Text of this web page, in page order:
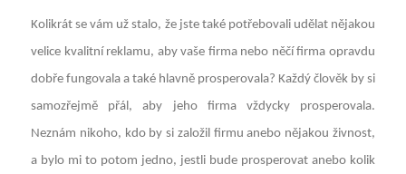
Kolikrát se vám už stalo, že jste také potřebovali udělat nějakou
velice kvalitní reklamu, aby vaše firma nebo něčí firma opravdu
dobře fungovala a také hlavně prosperovala? Každý člověk by si
samozřejmě přál, aby jeho firma vždycky prosperovala.
Neznám nikoho, kdo by si založil firmu anebo nějakou živnost,
a bylo mi to potom jedno, jestli bude prosperovat anebo kolik